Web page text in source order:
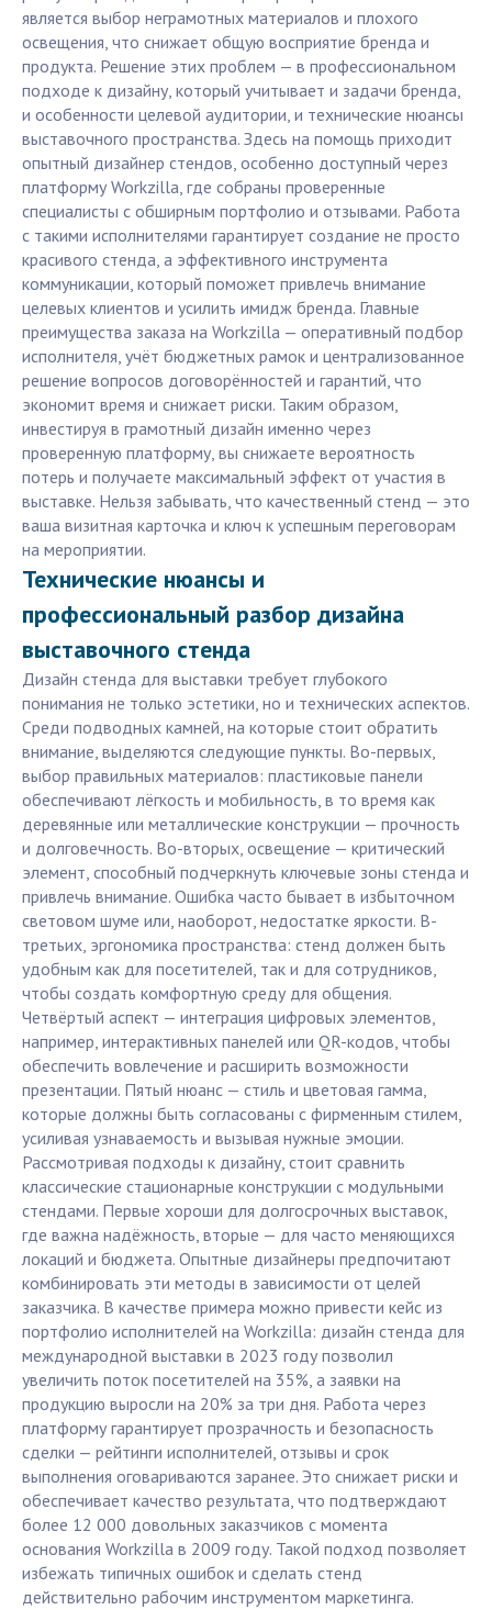
является выбор неграмотных материалов и плохого
освещения, что снижает общую восприятие бренда и
продукта. Решение этих проблем — в профессиональном
подходе к дизайну, который учитывает и задачи бренда,
и особенности целевой аудитории, и технические нюансы
выставочного пространства. Здесь на помощь приходит
опытный дизайнер стендов, особенно доступный через
платформу Workzilla, где собраны проверенные
специалисты с обширным портфолио и отзывами. Работа
с такими исполнителями гарантирует создание не просто
красивого стенда, а эффективного инструмента
коммуникации, который поможет привлечь внимание
целевых клиентов и усилить имидж бренда. Главные
преимущества заказа на Workzilla — оперативный подбор
исполнителя, учёт бюджетных рамок и централизованное
решение вопросов договорённостей и гарантий, что
экономит время и снижает риски. Таким образом,
инвестируя в грамотный дизайн именно через
проверенную платформу, вы снижаете вероятность
потерь и получаете максимальный эффект от участия в
выставке. Нельзя забывать, что качественный стенд — это
ваша визитная карточка и ключ к успешным переговорам
на мероприятии.
Технические нюансы и
профессиональный разбор дизайна
выставочного стенда
Дизайн стенда для выставки требует глубокого
понимания не только эстетики, но и технических аспектов.
Среди подводных камней, на которые стоит обратить
внимание, выделяются следующие пункты. Во-первых,
выбор правильных материалов: пластиковые панели
обеспечивают лёгкость и мобильность, в то время как
деревянные или металлические конструкции — прочность
и долговечность. Во-вторых, освещение — критический
элемент, способный подчеркнуть ключевые зоны стенда и
привлечь внимание. Ошибка часто бывает в избыточном
световом шуме или, наоборот, недостатке яркости. В-
третьих, эргономика пространства: стенд должен быть
удобным как для посетителей, так и для сотрудников,
чтобы создать комфортную среду для общения.
Четвёртый аспект — интеграция цифровых элементов,
например, интерактивных панелей или QR-кодов, чтобы
обеспечить вовлечение и расширить возможности
презентации. Пятый нюанс — стиль и цветовая гамма,
которые должны быть согласованы с фирменным стилем,
усиливая узнаваемость и вызывая нужные эмоции.
Рассмотривая подходы к дизайну, стоит сравнить
классические стационарные конструкции с модульными
стендами. Первые хороши для долгосрочных выставок,
где важна надёжность, вторые — для часто меняющихся
локаций и бюджета. Опытные дизайнеры предпочитают
комбинировать эти методы в зависимости от целей
заказчика. В качестве примера можно привести кейс из
портфолио исполнителей на Workzilla: дизайн стенда для
международной выставки в 2023 году позволил
увеличить поток посетителей на 35%, а заявки на
продукцию выросли на 20% за три дня. Работа через
платформу гарантирует прозрачность и безопасность
сделки — рейтинги исполнителей, отзывы и срок
выполнения оговариваются заранее. Это снижает риски и
обеспечивает качество результата, что подтверждают
более 12 000 довольных заказчиков с момента
основания Workzilla в 2009 году. Такой подход позволяет
избежать типичных ошибок и сделать стенд
действительно рабочим инструментом маркетинга.